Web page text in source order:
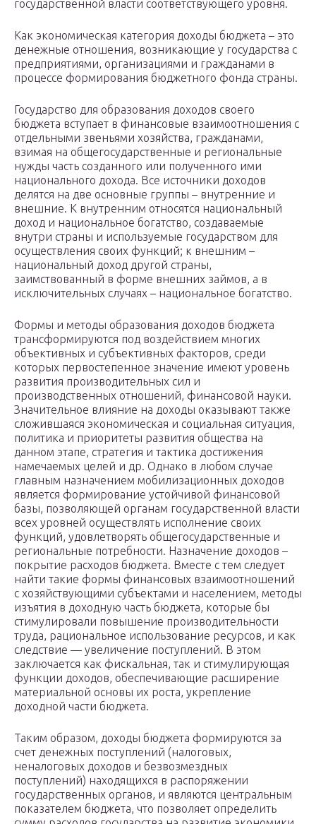
государственной власти соответствующего уровня.
Как экономическая категория доходы бюджета – это
денежные отношения, возникающие у государства с
предприятиями, организациями и гражданами в
процессе формирования бюджетного фонда страны.
Государство для образования доходов своего
бюджета вступает в финансовые взаимоотношения с
отдельными звеньями хозяйства, гражданами,
взимая на общегосударственные и региональные
нужды часть созданного или полученного ими
национального дохода. Все источники доходов
делятся на две основные группы – внутренние и
внешние. К внутренним относятся национальный
доход и национальное богатство, создаваемые
внутри страны и используемые государством для
осуществления своих функций; к внешним –
национальный доход другой страны,
заимствованный в форме внешних займов, а в
исключительных случаях – национальное богатство.
Формы и методы образования доходов бюджета
трансформируются под воздействием многих
объективных и субъективных факторов, среди
которых первостепенное значение имеют уровень
развития производительных сил и
производственных отношений, финансовой науки.
Значительное влияние на доходы оказывают также
сложившаяся экономическая и социальная ситуация,
политика и приоритеты развития общества на
данном этапе, стратегия и тактика достижения
намечаемых целей и др. Однако в любом случае
главным назначением мобилизационных доходов
является формирование устойчивой финансовой
базы, позволяющей органам государственной власти
всех уровней осуществлять исполнение своих
функций, удовлетворять общегосударственные и
региональные потребности. Назначение доходов –
покрытие расходов бюджета. Вместе с тем следует
найти такие формы финансовых взаимоотношений
с хозяйствующими субъектами и населением, методы
изъятия в доходную часть бюджета, которые бы
стимулировали повышение производительности
труда, рациональное использование ресурсов, и как
следствие — увеличение поступлений. В этом
заключается как фискальная, так и стимулирующая
функции доходов, обеспечивающие расширение
материальной основы их роста, укрепление
доходной части бюджета.
Таким образом, доходы бюджета формируются за
счет денежных поступлений (налоговых,
неналоговых доходов и безвозмездных
поступлений) находящихся в распоряжении
государственных органов, и являются центральным
показателем бюджета, что позволяет определить